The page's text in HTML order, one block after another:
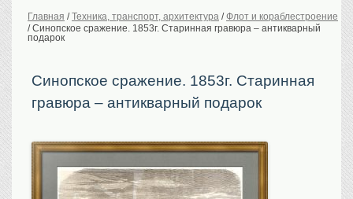
История Российской империи. Обычаи
Москва
Санкт-Петербург
Российская империя
Главная /Техника, транспорт, архитектура /Флот и кораблестроение
/Синопское сражение. 1853г. Старинная гравюра – антикварный
подарок
Синопское сражение. 1853г. Старинная
гравюра – антикварный подарок